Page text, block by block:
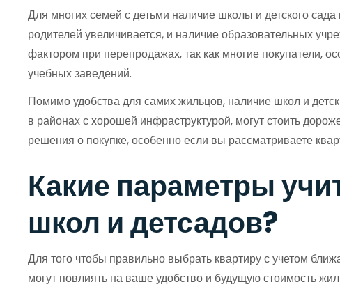
Для многих семей с детьми наличие школы и детского
родителей увеличивается, и наличие образовательных
фактором при перепродажах, так как многие покупатели,
учебных заведений.
Помимо удобства для самих жильцов, наличие школ и
в районах с хорошей инфраструктурой, могут стоить
решения о покупке, особенно если вы рассматриваете
Какие параметры
школ и детсадов?
Для того чтобы правильно выбрать квартиру с учетом
могут повлиять на ваше удобство и будущую стоимость